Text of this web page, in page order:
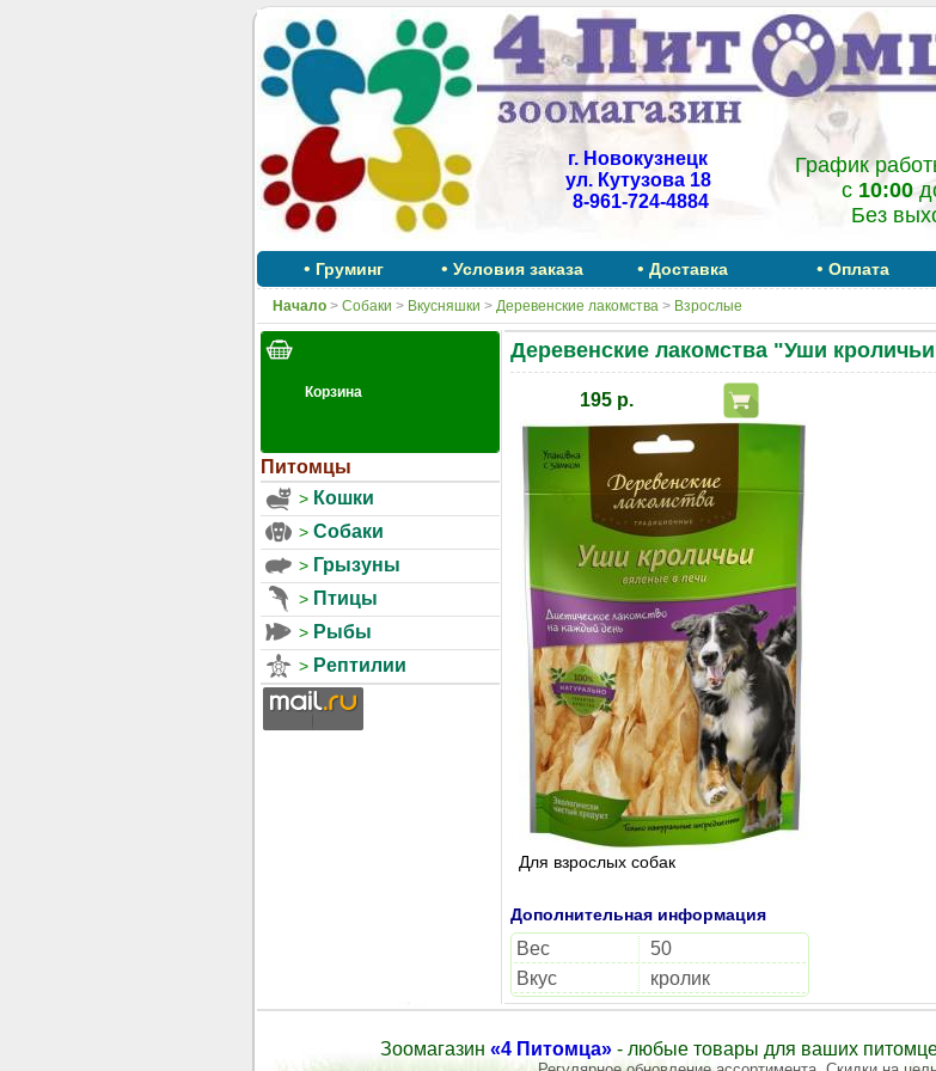
г. Новокузнецк
ул. Кутузова 18
8-961-724-4884
График
c 10:00
Без
• Груминг • Условия заказа • Доставка • Оплата
Начало> Собаки > Вкусняшки > Деревенские лакомства> Взрослые
Питомцы
Кошки
Собаки
Грызуны
Птицы
Рыбы
Рептилии
Деревенские лакомства "Уши
195 р.
Для взрослых собак
Дополнительная информация
Вес
50
Вкус
кролик
Зоомагазин «4 Питомца» - любые товары для ваших